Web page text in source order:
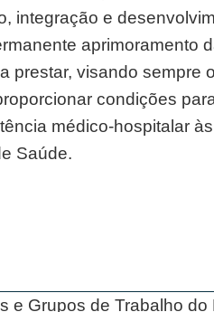
integração e
aprimoramento
prestar, visando sempre
condições
médico-hospitalar
Saúde.
e Grupos de Trabalho do